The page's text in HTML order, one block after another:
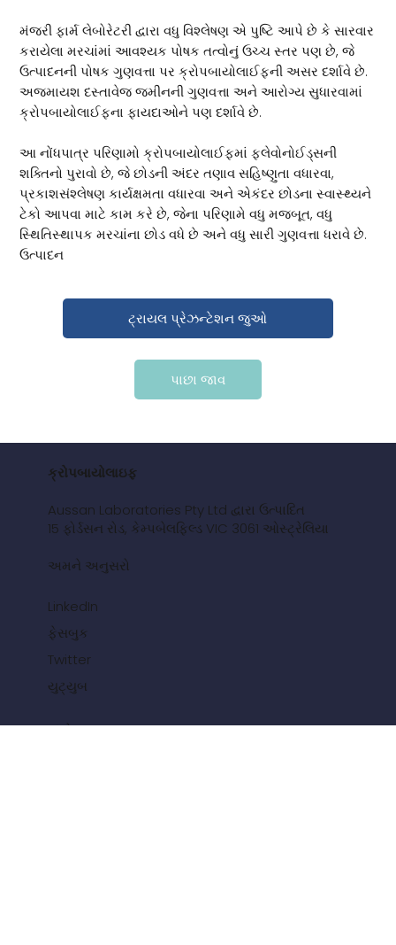
મંજરી ફાર્મ લેબોરેટરી દ્વારા વધુ વિશ્લેષણ એ પુષ્ટિ આપે છે કે સારવાર
કરાયેલા મરચાંમાં આવશ્યક પોષક તત્વોનું ઉચ્ચ સ્તર પણ છે, જે
ઉત્પાદનની પોષક ગુણવત્તા પર ક્રોપબાયોલાઈફની અસર દર્શાવે છે.
અજમાયશ દસ્તાવેજ જમીનની ગુણવત્તા અને આરોગ્ય સુધારવામાં
ક્રોપબાયોલાઈફના ફાયદાઓને પણ દર્શાવે છે.
આ નોંધપાત્ર પરિણામો ક્રોપબાયોલાઈફમાં ફ્લેવોનોઈડ્સની
શક્તિનો પુરાવો છે, જે છોડની અંદર તણાવ સહિષ્ણુતા વધારવા,
પ્રકાશસંશ્લેષણ કાર્યક્ષમતા વધારવા અને એકંદર છોડના સ્વાસ્થ્યને
ટેકો આપવા માટે કામ કરે છે, જેના પરિણામે વધુ મજબૂત, વધુ
સ્થિતિસ્થાપક મરચાંના છોડ વધે છે અને વધુ સારી ગુણવત્તા ધરાવે છે.
ઉત્પાદન
ટ્રાયલ પ્રેઝન્ટેશન જુઓ
પાછા જાવ
ક્રોપબાયોલાઇફ
Aussan Laboratories Pty Ltd દ્વારા ઉત્પાદિત
15 ફોર્ડસન રોડ, કેમ્પબેલફિલ્ડ VIC 3061 ઓસ્ટ્રેલિયા
અમને અનુસરો
LinkedIn
ફેસબુક
Twitter
યુટ્યુબ
સંશોધક